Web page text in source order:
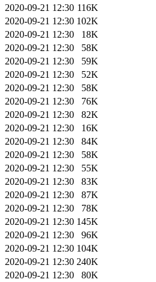
2020-09-21 12:30 116K
2020-09-21 12:30 102K
2020-09-21 12:30
18K
2020-09-21 12:30
58K
2020-09-21 12:30
59K
2020-09-21 12:30
52K
2020-09-21 12:30
58K
2020-09-21 12:30
76K
2020-09-21 12:30
82K
2020-09-21 12:30
16K
2020-09-21 12:30
84K
2020-09-21 12:30
58K
2020-09-21 12:30
55K
2020-09-21 12:30
83K
2020-09-21 12:30
87K
2020-09-21 12:30
78K
2020-09-21 12:30 145K
2020-09-21 12:30
96K
2020-09-21 12:30 104K
2020-09-21 12:30 240K
2020-09-21 12:30
80K